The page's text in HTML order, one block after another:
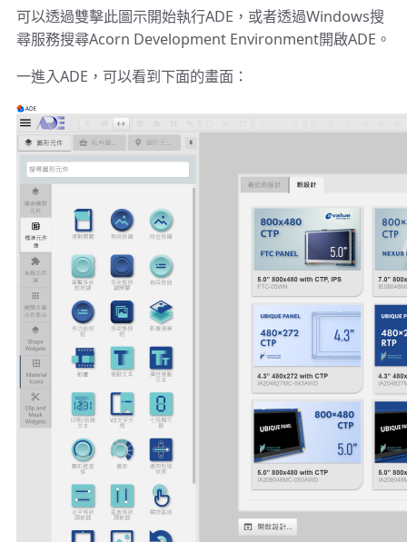
可以透過雙擊此圖示開始執行ADE，或者透過Windows搜
尋服務搜尋Acorn Development Environment開啟ADE。
一進入ADE，可以看到下面的畫面：